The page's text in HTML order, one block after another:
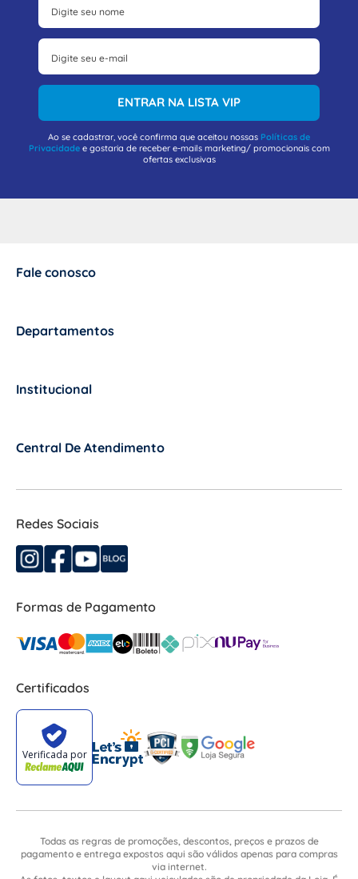
ENTRAR NA LISTA VIP
Ao se cadastrar, você confirma que aceitou nossas Políticas de
Privacidadee gostaria de receber e-mails marketing/ promocionais com
ofertas exclusivas
Fale conosco
Departamentos
Institucional
Central De Atendimento
Redes Sociais
Formas de Pagamento
Certificados
Todas as regras de promoções, descontos, preços e prazos de
pagamento e entrega expostos aqui são válidos apenas para compras
via internet.